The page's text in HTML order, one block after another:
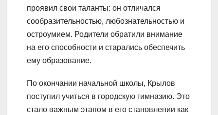
проявил свои таланты: он отличался
сообразительностью, любознательностью и
остроумием. Родители обратили внимание
на его способности и старались обеспечить
ему образование.
По окончании начальной школы, Крылов
поступил учиться в городскую гимназию. Это
стало важным этапом в его становлении как